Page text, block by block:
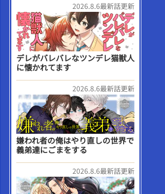
2026.8.6最新話更新
デレがバレバレなツンデレ猫獣人
に懐かれてます
2026.8.6最新話更新
嫌われ者の俺はやり直しの世界で
義弟達にごまをする
2026.8.6最新話更新